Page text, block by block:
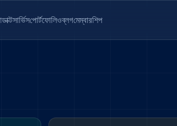
সার্ভিসপোর্টফোলিওব্লগমেম্বারশিপ